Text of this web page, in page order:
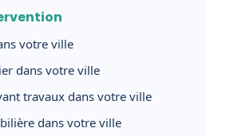
votre ville
dans votre ville
travaux dans votre ville
dans votre ville